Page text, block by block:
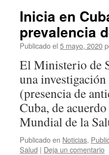
Inicia en
prevalencia
Publicado el 5 mayo, 2020
El Ministerio de
una
(presencia de
Cuba, de
Mundial de la
Publicado en Noticias,
Salud | Deja un comentario